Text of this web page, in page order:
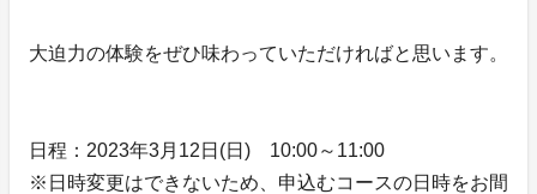
大迫力の体験をぜひ味わっていただければと思います。
日程：2023年3月12日(日) 10:00～11:00
※日時変更はできないため、申込むコースの日時をお間